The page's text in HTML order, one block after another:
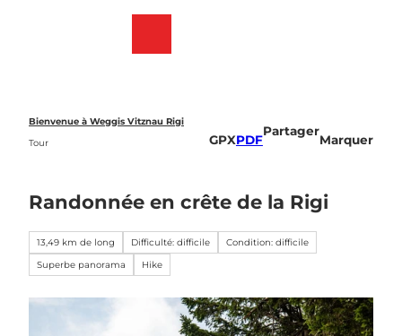
Bienvenue à Weggis Vitznau Rigi
Tour
GPXPDF
Partager
Marquer
Randonnée en crête de la Rigi
13,49 km de long Difficulté: difficile
Condition: difficile
Superbe panorama
Hike